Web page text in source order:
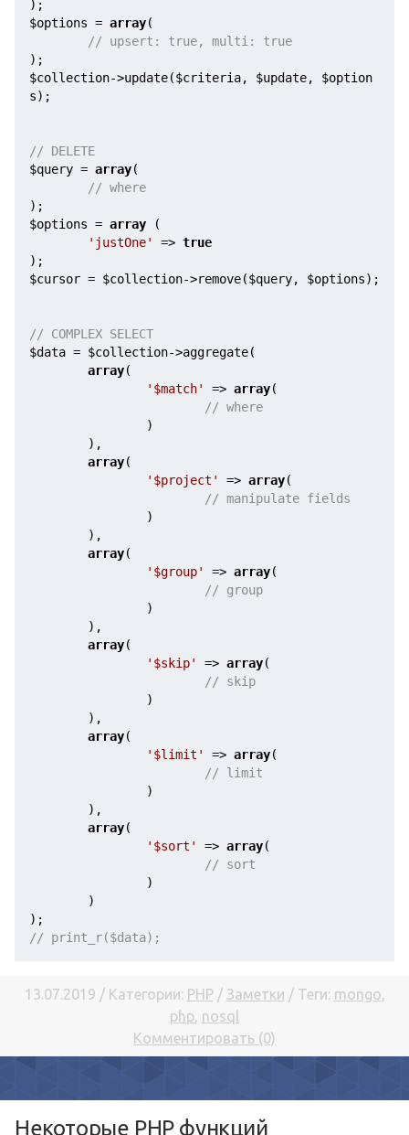
$options = array(
// upsert: true, multi: true
$collection->update($criteria, $update, $option
s);
// DELETE
$query = array(
// where
$options = array (
'justOne'
=> true
$cursor = $collection->remove($query, $options);
// COMPLEX SELECT
$data = $collection->aggregate(
array(
'$match'
=> array(
// where
array(
'$project'
=> array(
// manipulate fields
array(
'$group'
=> array(
// group
array(
'$skip'
=> array(
// skip
array(
'$limit'
=> array(
// limit
array(
'$sort'
=> array(
// sort
// print_r($data);
13.07.2019 / Категории: PHP / Заметки / Теги: mongo,
php, nosql
Комментировать (0)
Некоторые PHP функций